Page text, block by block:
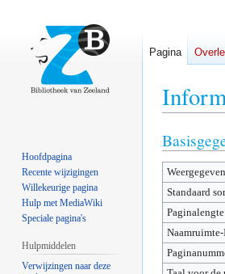
Naar
navigatie
springen
Naar
zoeken
springen
Standaard
Pagina
Hoofdpagina
Recente wijzigingen
Willekeurige pagina
Hulp met MediaWiki
Speciale pagina's
Hulpmiddelen
Verwijzingen naar deze